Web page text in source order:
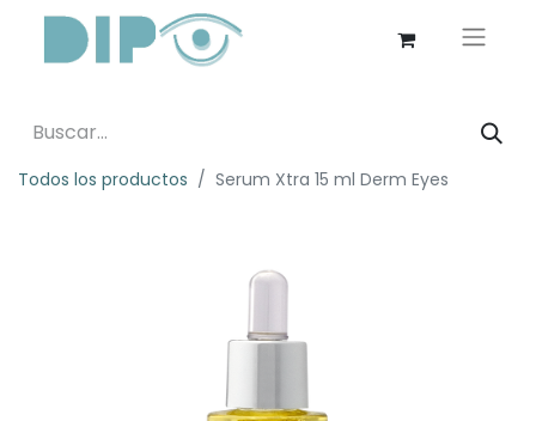
Todos los productos Serum Xtra 15 ml Derm Eyes